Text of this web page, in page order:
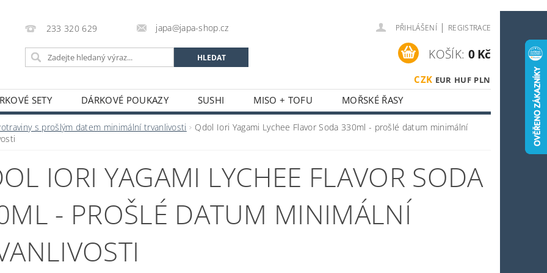
233 320 629 japa@japa-shop.cz PŘIHLÁŠENÍ | REGISTRACE
CZK EUR HUF PLN
KOŠÍK: 0 Kč
SETY DÁRKOVÉ POUKAZY SUSHI MISO + TOFU
MOŘSKÉ ŘASY
NUDLE A POLÉVKY RÝŽE A OBILOVINY
ZELENINA + HOUBY
JAPONSKÉ FIGURKY LEKCE VAŘENÍ
PRO SPORTOVCE
POTRAVINY S PROŠLÝM DATEM MINIMÁLNÍ TRVANLIVOSTI
OBCHODNÍ PODMÍNKY
A PLATBY
s prošlým datem minimální trvanlivosti
Qdol Iori Yagami Lychee Flavor Soda 330ml - prošlé datum minimální
IORI YAGAMI LYCHEE FLAVOR SODA
- PROŠLÉ DATUM MINIMÁLNÍ